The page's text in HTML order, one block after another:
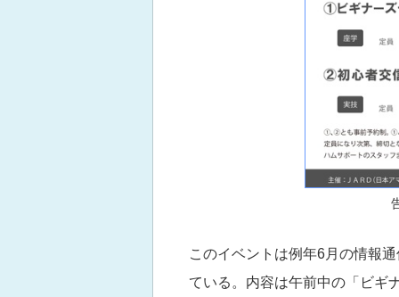
このイベントは例年6月の情報
ている。内容は午前中の「ビギ